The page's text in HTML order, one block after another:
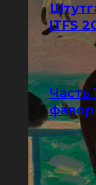
ITFS
Часть